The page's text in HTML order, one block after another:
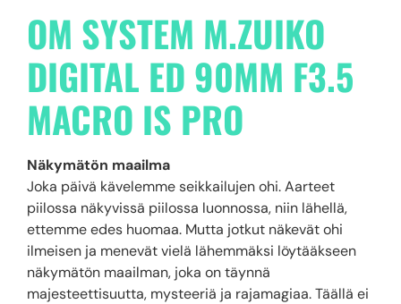
OM SYSTEM M.ZUIKO
DIGITAL ED 90MM F3.5
MACRO IS PRO
Näkymätön maailma
Joka päivä kävelemme seikkailujen ohi. Aarteet
piilossa näkyvissä piilossa luonnossa, niin lähellä,
ettemme edes huomaa. Mutta jotkut näkevät ohi
ilmeisen ja menevät vielä lähemmäksi löytääkseen
näkymätön maailman, joka on täynnä
majesteettisuutta, mysteeriä ja rajamagiaa. Täällä ei